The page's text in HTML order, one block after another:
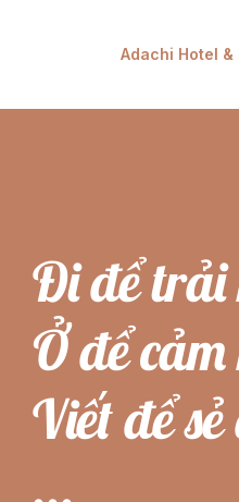
Adachi Hotel &
Đi để trải
Ở để
Viết để
...